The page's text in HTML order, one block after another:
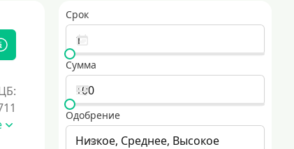
Срок
Сумма
Одобрение
Низкое, Среднее, Высокое